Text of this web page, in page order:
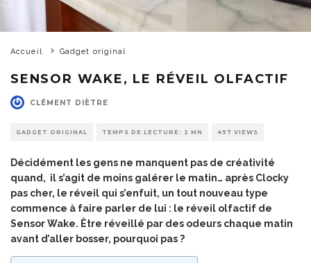
Accueil Gadget original
SENSOR WAKE, LE RÉVEIL OLFACTIF
CLÉMENT DIÈTRE
GADGET ORIGINAL TEMPS DE LECTURE: 2 MN 497 VIEWS
Décidément les gens ne manquent pas de créativité
quand, il s’agit de moins galérer le matin… après Clocky
pas cher, le réveil qui s’enfuit, un tout nouveau type
commence à faire parler de lui : le réveil olfactif de
Sensor Wake. Être réveillé par des odeurs chaque matin
avant d’aller bosser, pourquoi pas ?